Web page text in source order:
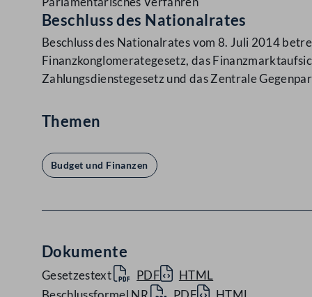
Beschluss des Nationalrates
Beschluss des Nationalrates vom 8. Juli 2014
Finanzkonglomerategesetz, das
Zahlungsdienstegesetz und das Zentrale
Themen
Budget und Finanzen
Dokumente
Gesetzestext PDF
HTML